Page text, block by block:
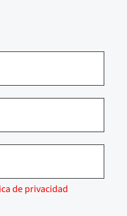
de privacidad